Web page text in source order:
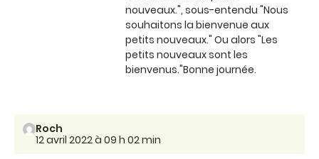
nouveaux.", sous-entendu "Nous
souhaitons la bienvenue aux
petits nouveaux." Ou alors "Les
petits nouveaux sont les
bienvenus."Bonne journée.
Roch
12 avril 2022 à 09 h 02 min